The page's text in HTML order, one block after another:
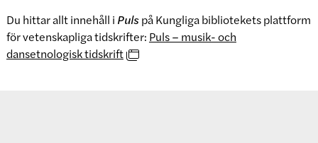
Du hittar allt innehåll i Pulspå Kungliga bibliotekets plattform
för vetenskapliga tidskrifter: Puls – musik- och
dansetnologisk tidskrift